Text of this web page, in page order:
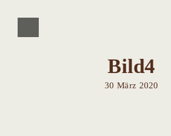
Bild4
30 März 2020